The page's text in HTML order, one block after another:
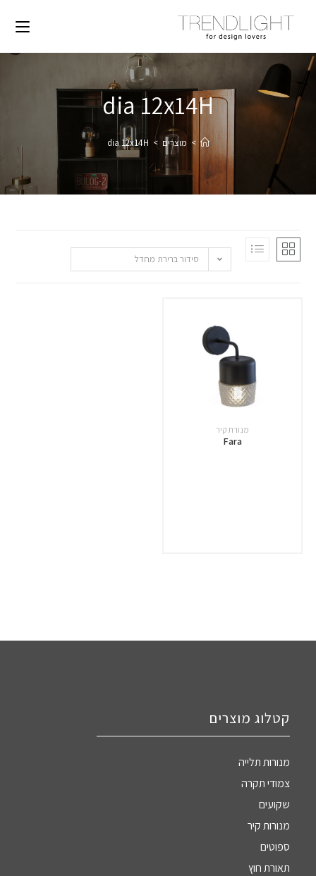
dia 12x14H
> מוצרים >
dia 12x14H
סידור ברירת מחדל
מנורת קיר
Fara
קטלוג מוצרים
מנורות תלייה
צמודי תקרה
שקועים
מנורות קיר
ספוטים
תאורת חוץ